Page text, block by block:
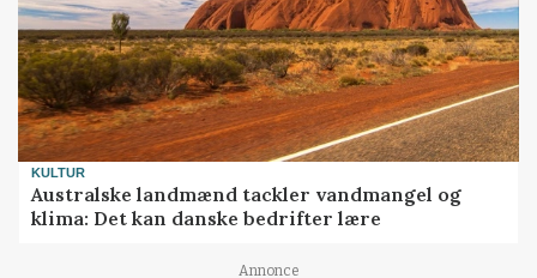
KULTUR
Australske landmænd tackler vandmangel og
klima: Det kan danske bedrifter lære
Annonce